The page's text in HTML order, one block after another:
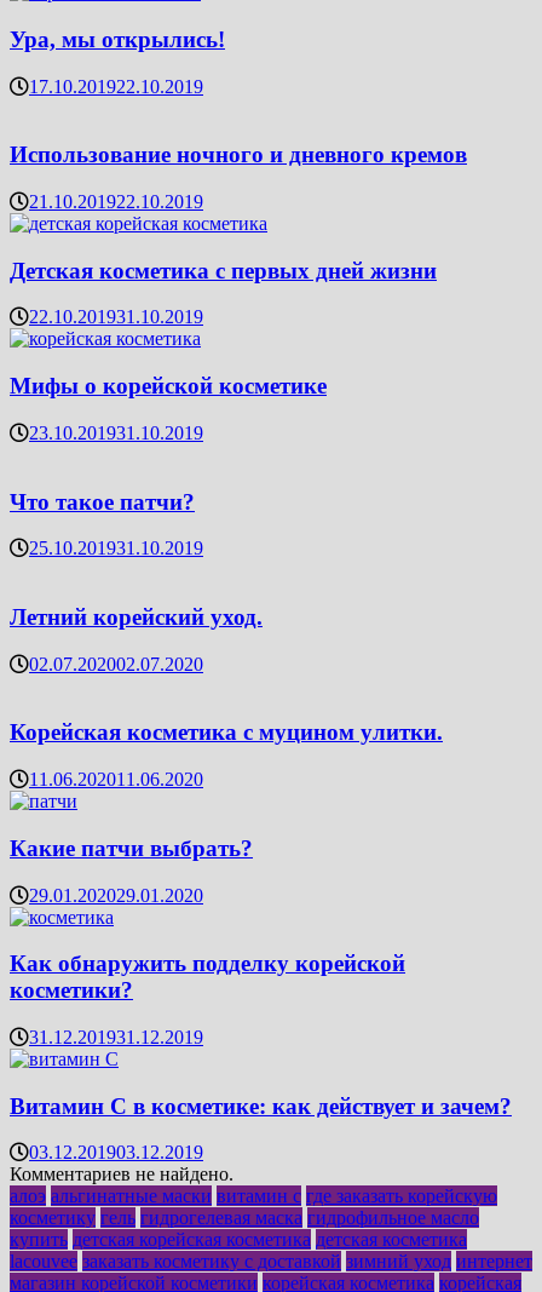
Ура, мы открылись!
17.10.201922.10.2019
Использование ночного и дневного кремов
21.10.201922.10.2019
Детская косметика с первых дней жизни
22.10.201931.10.2019
Мифы о корейской косметике
23.10.201931.10.2019
Что такое патчи?
25.10.201931.10.2019
Летний корейский уход.
02.07.202002.07.2020
Корейская косметика с муцином улитки.
11.06.202011.06.2020
Какие патчи выбрать?
29.01.202029.01.2020
Как обнаружить подделку корейской
косметики?
31.12.201931.12.2019
Витамин C в косметике: как действует и зачем?
03.12.201903.12.2019
Комментариев не найдено.
алоэ альгинатные маски витамин с где заказать корейскую
косметику гель гидрогелевая маска гидрофильное масло
купить детская корейская косметика детская косметика
lacouvee заказать косметику с доставкой зимний уход интернет
магазин корейской косметики корейская косметика корейская